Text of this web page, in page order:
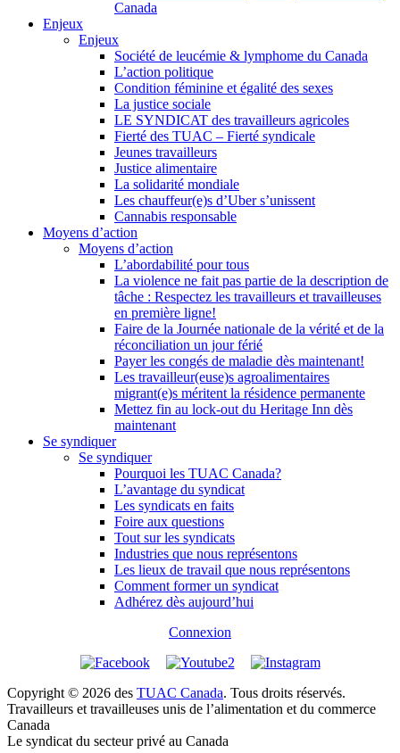
Canada
Enjeux
Enjeux
Société de leucémie & lymphome du Canada
L’action politique
Condition féminine et égalité des sexes
La justice sociale
LE SYNDICAT des travailleurs agricoles
Fierté des TUAC – Fierté syndicale
Jeunes travailleurs
Justice alimentaire
La solidarité mondiale
Les chauffeur(e)s d’Uber s’unissent
Cannabis responsable
Moyens d’action
Moyens d’action
L’abordabilité pour tous
La violence ne fait pas partie de la description de
tâche : Respectez les travailleurs et travailleuses
en première ligne!
Faire de la Journée nationale de la vérité et de la
réconciliation un jour férié
Payer les congés de maladie dès maintenant!
Les travailleur(euse)s agroalimentaires
migrant(e)s méritent la résidence permanente
Mettez fin au lock-out du Heritage Inn dès
maintenant
Se syndiquer
Se syndiquer
Pourquoi les TUAC Canada?
L’avantage du syndicat
Les syndicats en faits
Foire aux questions
Tout sur les syndicats
Industries que nous représentons
Les lieux de travail que nous représentons
Comment former un syndicat
Adhérez dès aujourd’hui
Connexion
Copyright © 2026 des TUAC Canada. Tous droits réservés.
Travailleurs et travailleuses unis de l’alimentation et du commerce
Canada
Le syndicat du secteur privé au Canada